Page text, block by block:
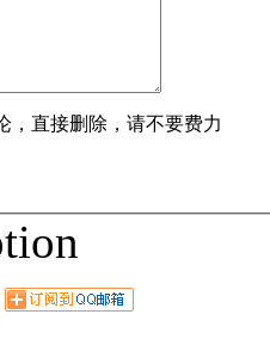
，直接删除，请不要费力